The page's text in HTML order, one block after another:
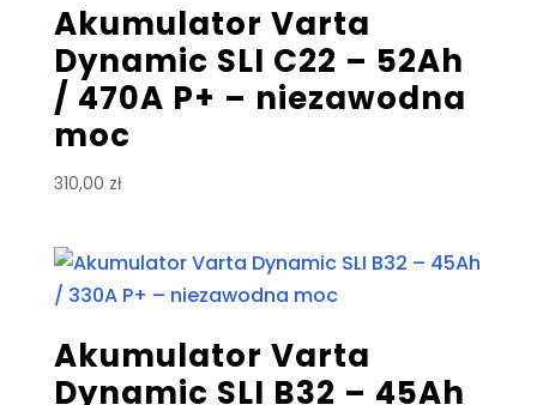
Akumulator Varta
Dynamic SLI C22 – 52Ah
/ 470A P+ – niezawodna
moc
310,00 zł
Akumulator Varta
Dynamic SLI B32 – 45Ah